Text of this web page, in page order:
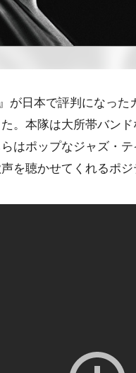
が日本で評判になった
。本隊は大所帯バン
はポップなジャズ・
を聴かせてくれるポジ